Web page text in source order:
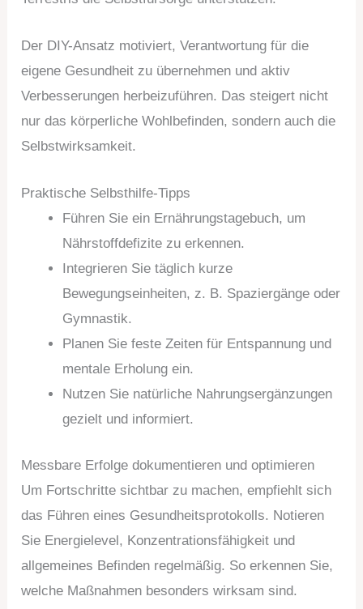
Der DIY-Ansatz motiviert, Verantwortung für die
eigene Gesundheit zu übernehmen und aktiv
Verbesserungen herbeizuführen. Das steigert nicht
nur das körperliche Wohlbefinden, sondern auch die
Selbstwirksamkeit.
Praktische Selbsthilfe-Tipps
Führen Sie ein Ernährungstagebuch, um
Nährstoffdefizite zu erkennen.
Integrieren Sie täglich kurze
Bewegungseinheiten, z. B. Spaziergänge oder
Gymnastik.
Planen Sie feste Zeiten für Entspannung und
mentale Erholung ein.
Nutzen Sie natürliche Nahrungsergänzungen
gezielt und informiert.
Messbare Erfolge dokumentieren und optimieren
Um Fortschritte sichtbar zu machen, empfiehlt sich
das Führen eines Gesundheitsprotokolls. Notieren
Sie Energielevel, Konzentrationsfähigkeit und
allgemeines Befinden regelmäßig. So erkennen Sie,
welche Maßnahmen besonders wirksam sind.